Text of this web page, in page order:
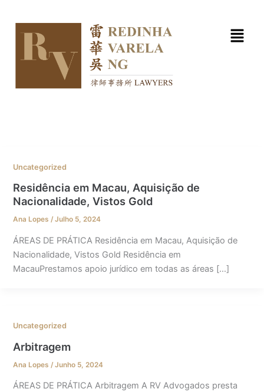
content
Uncategorized
Residência em Macau, Aquisição de
Nacionalidade, Vistos Gold
Ana Lopes / Julho 5, 2024
ÁREAS DE PRÁTICA Residência em Macau, Aquisição de
Nacionalidade, Vistos Gold Residência em
MacauPrestamos apoio jurídico em todas as áreas […]
Uncategorized
Arbitragem
Ana Lopes / Junho 5, 2024
ÁREAS DE PRÁTICA Arbitragem A RV Advogados presta